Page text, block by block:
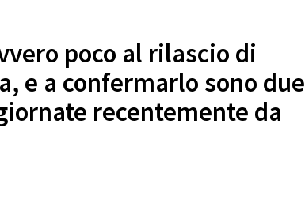
poco al rilascio di
e a confermarlo sono due
recentemente da